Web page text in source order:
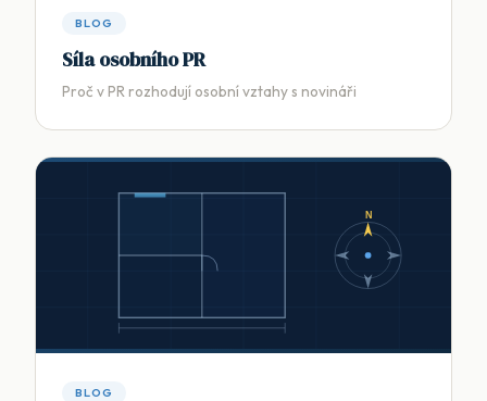
BLOG
Síla osobního PR
Proč v PR rozhodují osobní vztahy s novináři
N
BLOG